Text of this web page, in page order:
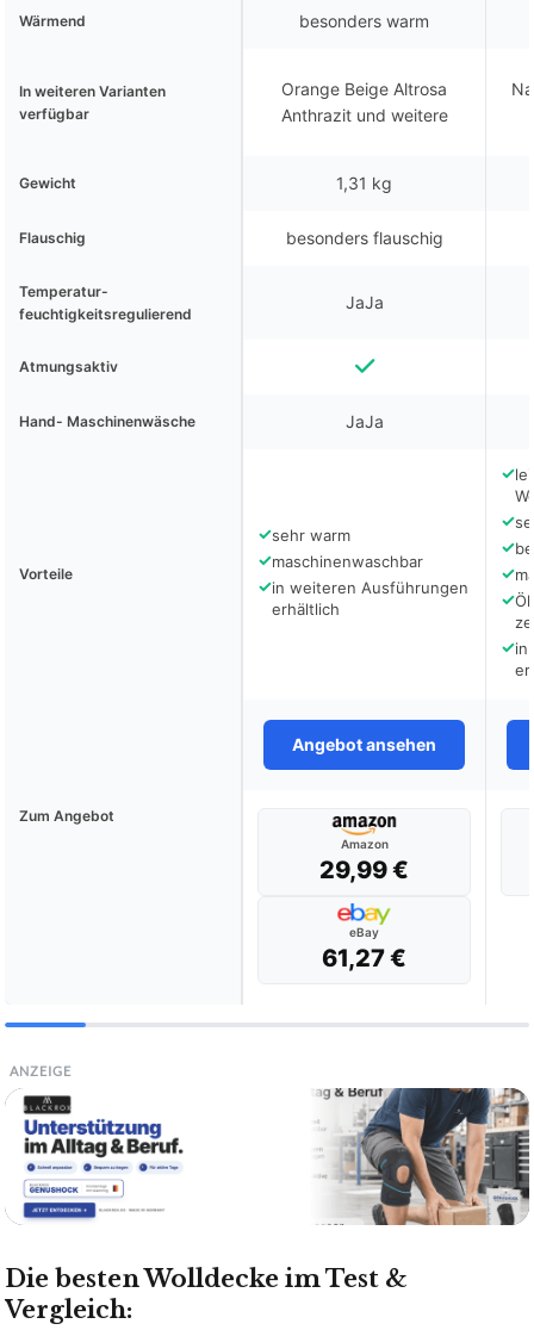
Wärmend besonders warm
In weiteren Varianten
verfügbar
Orange Beige Altrosa
Anthrazit und weitere
Gewicht 1,31 kg
Flauschig besonders flauschig
Temperatur-
feuchtigkeitsregulierend
JaJa
Atmungsaktiv
Hand- Maschinenwäsche JaJa
Vorteile
✓sehr warm
✓maschinenwaschbar
✓in weiteren Ausführungen
erhältlich
✓
✓
✓
✓
✓
✓in
Angebot ansehen
Zum Angebot
Amazon
29,99 €
eBay
61,27 €
ANZEIGE
Die besten Wolldecke im Test &
Vergleich: